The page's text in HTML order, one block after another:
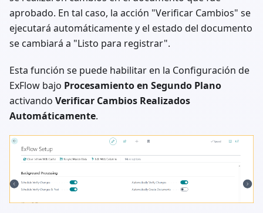
aprobado. En tal caso, la acción "Verificar Cambios" se
ejecutará automáticamente y el estado del documento
se cambiará a "Listo para registrar".
Esta función se puede habilitar en la Configuración de
ExFlow bajo Procesamiento en Segundo Plano
activando Verificar Cambios Realizados
Automáticamente.